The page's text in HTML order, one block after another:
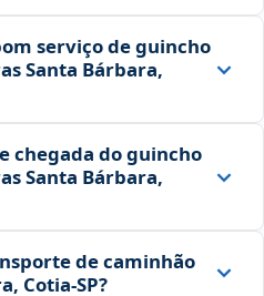
serviço de guincho
Santa Bárbara,
chegada do guincho
Santa Bárbara,
de caminhão
Cotia‑SP?